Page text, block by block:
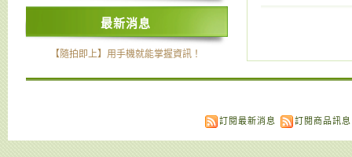
最新消息
【隨拍即上】用手機就能掌握資訊！
訂閱最新消息 訂閱商品訊息